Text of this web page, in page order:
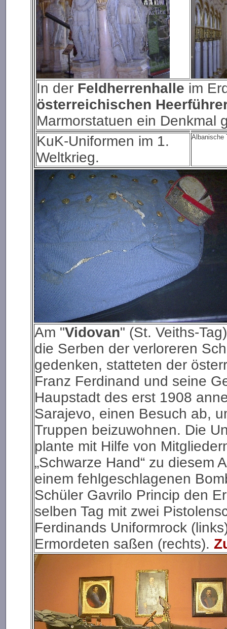
In der Feldherrenhalle im
österreichischen
Marmorstatuen ein Denkmal
KuK-Uniformen im 1.
Weltkrieg.
Albanische
Am "Vidovan" (St. Veiths-
die Serben der verloreren
gedenken, statteten der
Franz Ferdinand und seine
Haupstadt des erst 1908
Sarajevo, einen Besuch ab,
Truppen beizuwohnen. Die
plante mit Hilfe von
„Schwarze Hand“ zu diesem
einem fehlgeschlagenen
Schüler Gavrilo Princip den
selben Tag mit zwei
Ferdinands Uniformrock
Ermordeten saßen (rechts).